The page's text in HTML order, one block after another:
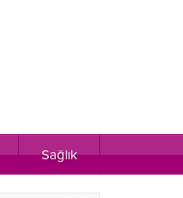
Sağlık